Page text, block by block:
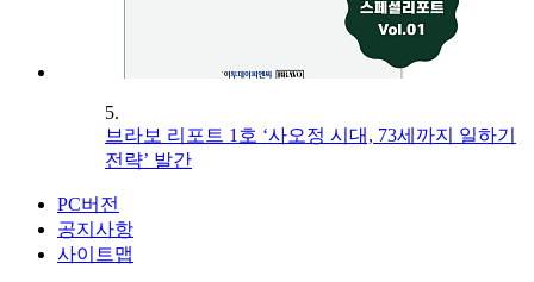
5.
브라보 리포트 1호 ‘사오정 시대, 73세까지 일하기
전략’ 발간
PC버전
공지사항
사이트맵